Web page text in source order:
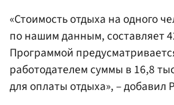
«Стоимость отдыха на одного
по нашим данным, составляет
Программой
работодателем суммы в 16,8
для оплаты отдыха», – добавил